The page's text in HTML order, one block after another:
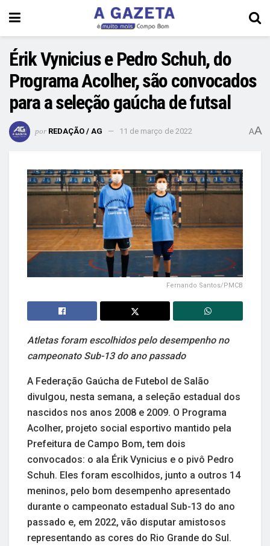
Érik Vynicius e Pedro Schuh, do
Programa Acolher, são convocados
para a seleção gaúcha de futsal
por REDAÇÃO / AG 11 de março de 2022 AA
Fernando Santos/PMCB
Atletas foram escolhidos pelo desempenho no
campeonato Sub-13 do ano passado
A Federação Gaúcha de Futebol de Salão
divulgou, nesta semana, a seleção estadual dos
nascidos nos anos 2008 e 2009. O Programa
Acolher, projeto social esportivo mantido pela
Prefeitura de Campo Bom, tem dois
convocados: o ala Érik Vynicius e o pivô Pedro
Schuh. Eles foram escolhidos, junto a outros 14
meninos, pelo bom desempenho apresentado
durante o campeonato estadual Sub-13 do ano
passado e, em 2022, vão disputar amistosos
representando as cores do Rio Grande do Sul.